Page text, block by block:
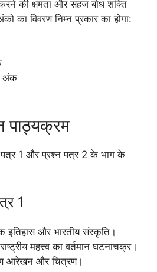
की क्षमता और सहज बोध शक्ति
का विवरण निम्न प्रकार का होगा:
अंक
पाठ्यक्रम
पत्र 1 और प्रश्न पत्र 2 के भाग के
1
इतिहास और भारतीय संस्कृति।
महत्त्व का वर्तमान घटनाचक्र।
आरेखन और चित्रण।